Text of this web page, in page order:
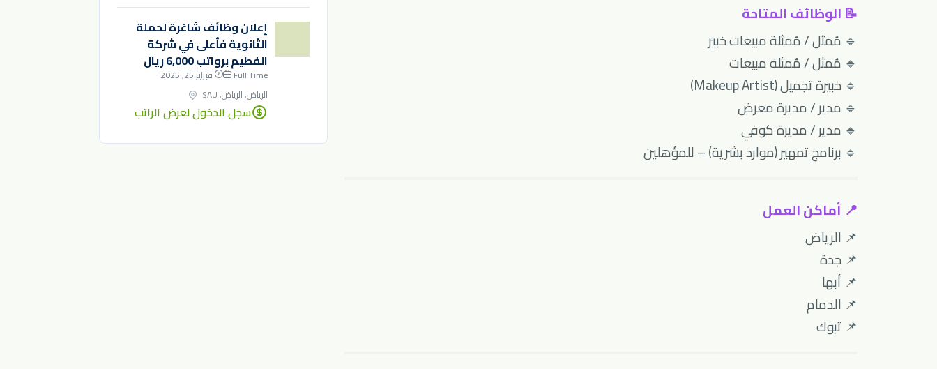
📝 الوظائف المتاحة
🔹 مُمثل / مُمثلة مبيعات خبير
🔹 مُمثل / مُمثلة مبيعات
🔹 خبيرة تجميل (Makeup Artist)
🔹 مدير / مديرة معرض
🔹 مدير / مديرة كوفي
🔹 برنامج تمهير (موارد بشرية) – للمؤهلين
📍 أماكن العمل
📌 الرياض
📌 جدة
📌 أبها
📌 الدمام
📌 تبوك
إعلان وظائف شاغرة لحملة
الثانوية فأعلى في شركة
الفطيم برواتب 6,000 ريال
Full Time
فبراير 25, 2025
الرياض, الرياض, SAU
سجل الدخول لعرض الراتب